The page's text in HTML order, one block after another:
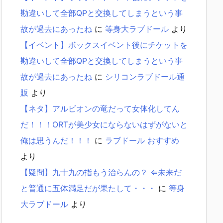
勘違いして全部QPと交換してしまうという事
故が過去にあったね に 等身大ラブドール より
【イベント】ボックスイベント後にチケットを
勘違いして全部QPと交換してしまうという事
故が過去にあったね に シリコンラブドール通
販 より
【ネタ】アルビオンの竜だって女体化してん
だ！！！ORTが美少女にならないはずがないと
俺は思うんだ！！！
に ラブドール おすすめ
より
【疑問】九十九の指もう治らんの？ ⇐未来だ
と普通に五体満足だが果たして・・・ に 等身
大ラブドール より